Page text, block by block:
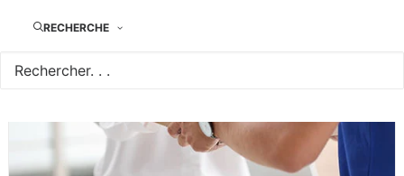
RECHERCHE